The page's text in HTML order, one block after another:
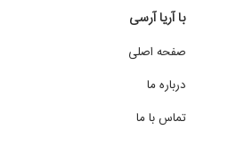
با آریا آرسی
صفحه اصلی
درباره ما
تماس با ما